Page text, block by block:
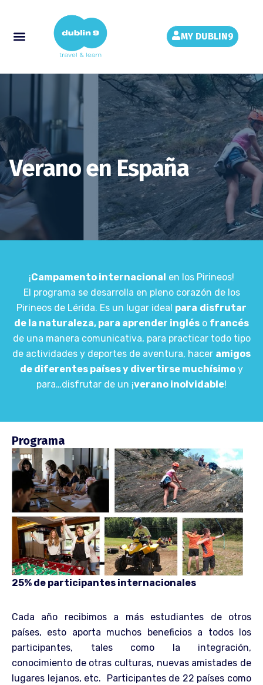
MY DUBLIN9
Verano en España
¡Campamento internacional en los Pirineos!
El programa se desarrolla en pleno corazón de los
Pirineos de Lérida. Es un lugar ideal para disfrutar
de la naturaleza, para aprender inglés o francés
de una manera comunicativa, para practicar todo tipo
de actividades y deportes de aventura, hacer amigos
de diferentes países y divertirse muchísimo y
para…disfrutar de un ¡verano inolvidable!
Programa
25% de participantes internacionales
Cada año recibimos a más estudiantes de otros
países, esto aporta muchos beneficios a todos los
participantes, tales como la integración,
conocimiento de otras culturas, nuevas amistades de
lugares lejanos, etc. Participantes de 22 países como